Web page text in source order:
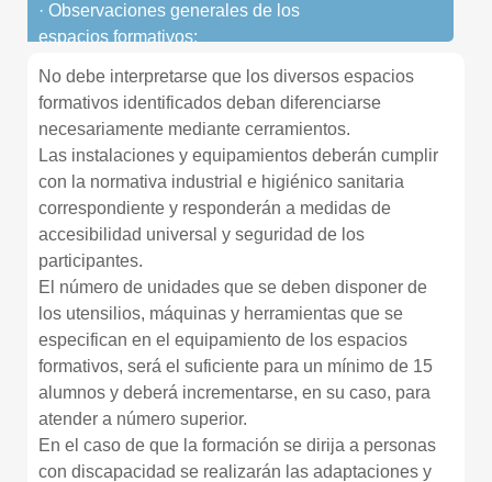
· Observaciones generales de los
espacios formativos:
No debe interpretarse que los diversos espacios
formativos identificados deban diferenciarse
necesariamente mediante cerramientos.
Las instalaciones y equipamientos deberán cumplir
con la normativa industrial e higiénico sanitaria
correspondiente y responderán a medidas de
accesibilidad universal y seguridad de los
participantes.
El número de unidades que se deben disponer de
los utensilios, máquinas y herramientas que se
especifican en el equipamiento de los espacios
formativos, será el suficiente para un mínimo de 15
alumnos y deberá incrementarse, en su caso, para
atender a número superior.
En el caso de que la formación se dirija a personas
con discapacidad se realizarán las adaptaciones y